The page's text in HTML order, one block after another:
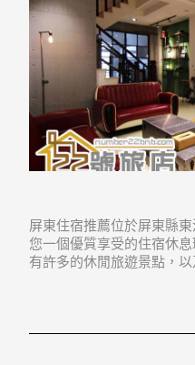
屏東住宿推薦位於屏東縣
您一個優質享受的住宿休
有許多的休閒旅遊景點，
宿」地址：928屏東縣東